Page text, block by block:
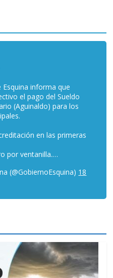
Esquina informa que
el pago del Sueldo
(Aguinaldo) para los
en las primeras
por ventanilla.…
(@GobiernoEsquina) 18